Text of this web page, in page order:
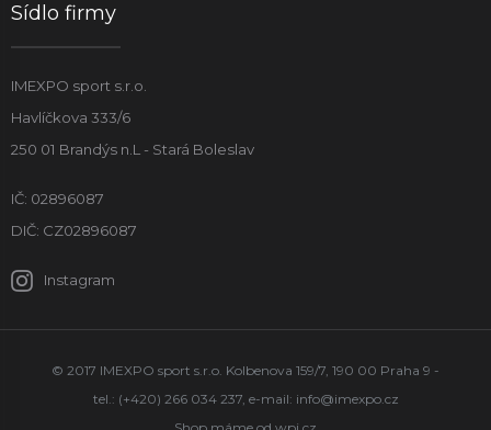
Sídlo firmy
IMEXPO sport s.r.o.
Havlíčkova 333/6
250 01 Brandýs n.L - Stará Boleslav
IČ: 02896087
DIČ: CZ02896087
Instagram
© 2017 IMEXPO sport s.r.o. Kolbenova 159/7, 190 00 Praha 9 -
tel.: (+420) 266 034 237, e-mail: info@imexpo.cz
Shop máme od wpj.cz